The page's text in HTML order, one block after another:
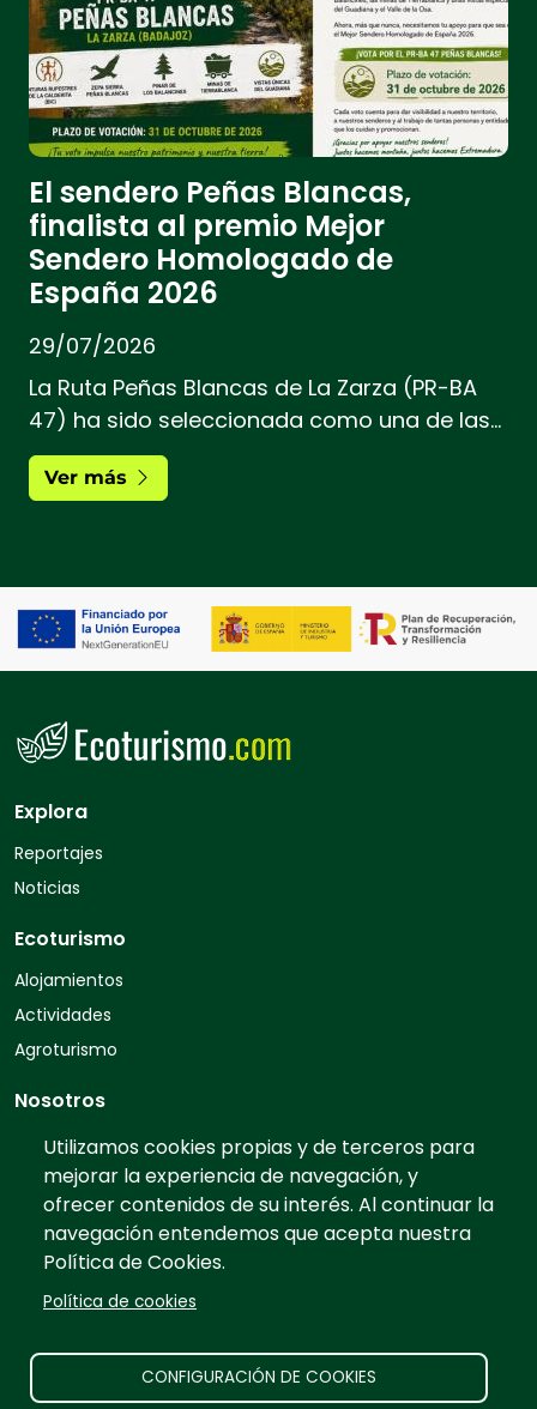
El sendero Peñas Blancas,
finalista al premio Mejor
Sendero Homologado de
España 2026
29/07/2026
La Ruta Peñas Blancas de La Zarza (PR-BA
47) ha sido seleccionada como una de las
tres finalistas del concurso Mejor Sendero
Homologado de España 2026, organizado
Ver más
Utilizamos cookies propias y de terceros para
mejorar la experiencia de navegación, y
ofrecer contenidos de su interés. Al continuar la
navegación entendemos que acepta nuestra
Política de Cookies.
Política de cookies
CONFIGURACIÓN DE COOKIES
Explora
Reportajes
Noticias
Ecoturismo
Alojamientos
Actividades
Agroturismo
Nosotros
Quiénes somos
Contacto
Preguntas frecuentes
Tarifas
Información